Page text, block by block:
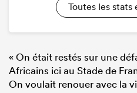
Toutes les stats
« On était restés sur une
Africains ici au Stade de
On voulait renouer avec la